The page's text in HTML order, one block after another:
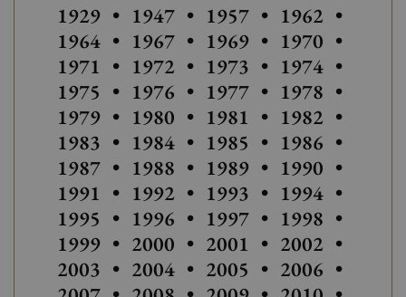
Autres millésimes de Vin Bordeaux
1929 • Autres millésimes de Vin
1947 • Autres millésimes de
1957 • 1962 •
1964 • 1967 • 1969 • 1970 •
1971 • 1972 • 1973 • 1974 •
1975 • 1976 • 1977 • 1978 •
1979 • 1980 • 1981 • 1982 •
1983 • 1984 • 1985 • 1986 •
1987 • 1988 • 1989 • 1990 •
1991 • 1992 • 1993 • 1994 •
1995 • 1996 • 1997 • 1998 •
1999 • 2000 • 2001 • 2002 •
2003 • 2004 • 2005 • 2006 •